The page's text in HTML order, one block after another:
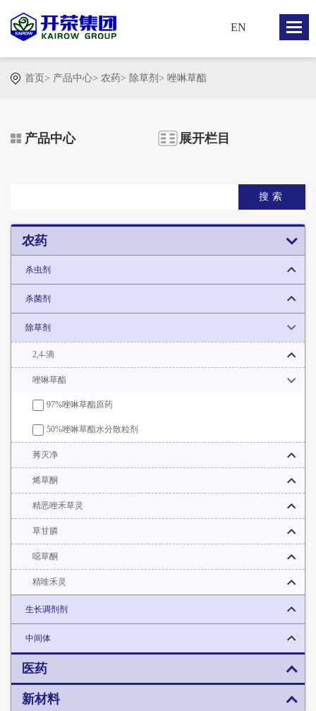
EN
首页 > 产品中心> 农药> 除草剂 > 唑啉草酯
产品中心 展开栏目
搜索
农药
杀虫剂
杀菌剂
除草剂
2,4-滴
唑啉草酯
97%唑啉草酯原药
50%唑啉草酯水分散粒剂
莠灭净
烯草酮
精恶唑禾草灵
草甘膦
噁草酮
精喹禾灵
生长调剂剂
中间体
医药
新材料